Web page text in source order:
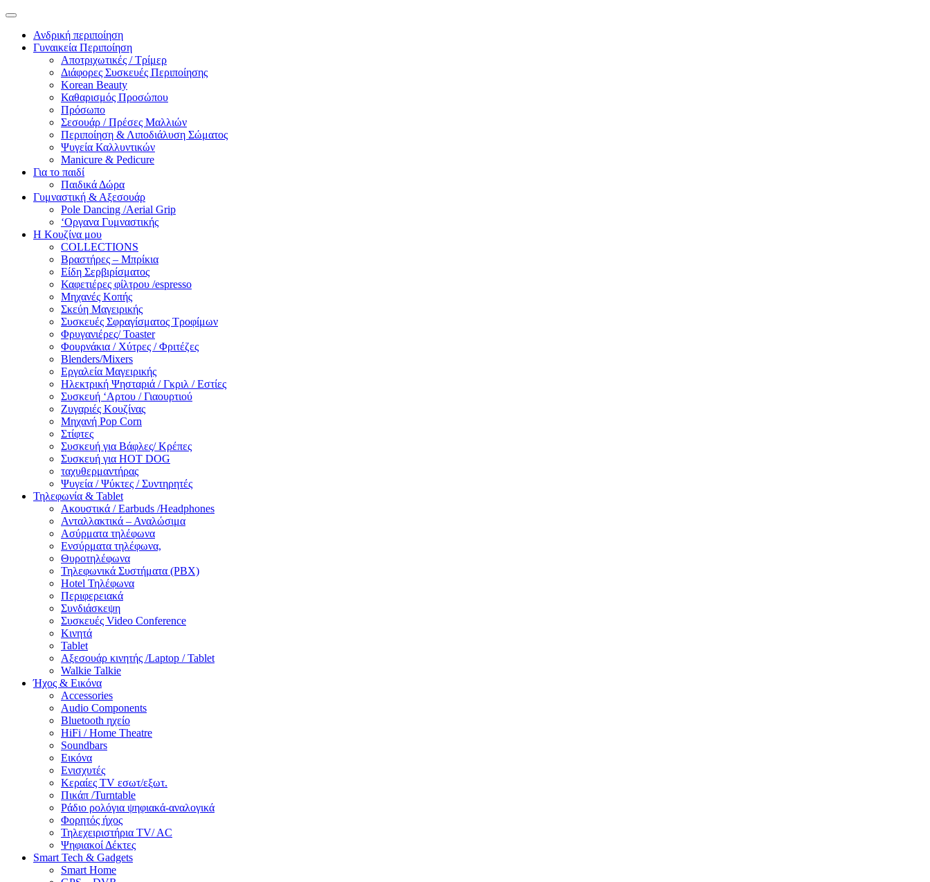
Ανδρική περιποίηση
Γυναικεία Περιποίηση
Αποτριχωτικές / Τρίμερ
Διάφορες Συσκευές Περιποίησης
Korean Beauty
Καθαρισμός Προσώπου
Πρόσωπο
Σεσουάρ / Πρέσες Μαλλιών
Περιποίηση & Λιποδιάλυση Σώματος
Ψυγεία Καλλυντικών
Manicure & Pedicure
Για το παιδί
Παιδικά Δώρα
Γυμναστική & Αξεσουάρ
Pole Dancing /Aerial Grip
‘Οργανα Γυμναστικής
Η Κουζίνα μου
COLLECTIONS
Βραστήρες – Μπρίκια
Είδη Σερβιρίσματος
Καφετιέρες φίλτρου /espresso
Μηχανές Κοπής
Σκεύη Μαγειρικής
Συσκευές Σφραγίσματος Τροφίμων
Φρυγανιέρες/ Toaster
Φουρνάκια / Χύτρες / Φριτέζες
Blenders/Mixers
Εργαλεία Μαγειρικής
Ηλεκτρική Ψησταριά / Γκριλ / Eστίες
Συσκευή ‘Αρτου / Γιαουρτιού
Ζυγαριές Κουζίνας
Μηχανή Pop Corn
Στίφτες
Συσκευή για Βάφλες/ Κρέπες
Συσκευή για HOT DOG
ταχυθερμαντήρας
Ψυγεία / Ψύκτες / Συντηρητές
Τηλεφωνία & Tablet
Ακουστικά / Earbuds /Headphones
Ανταλλακτικά – Αναλώσιμα
Ασύρματα τηλέφωνα
Ενσύρματα τηλέφωνα,
Θυροτηλέφωνα
Τηλεφωνικά Συστήματα (PBX)
Hotel Τηλέφωνα
Περιφερειακά
Συνδιάσκεψη
Συσκευές Video Conference
Κινητά
Tablet
Αξεσουάρ κινητής /Laptop / Tablet
Walkie Talkie
Ήχος & Εικόνα
Accessories
Audio Components
Bluetooth ηχείο
HiFi / Home Theatre
Soundbars
Εικόνα
Ενισχυτές
Κεραίες TV εσωτ/εξωτ.
Πικάπ /Turntable
Ράδιο ρολόγια ψηφιακά-αναλογικά
Φορητός ήχος
Τηλεχειριστήρια TV/ AC
Ψηφιακοί Δέκτες
Smart Tech & Gadgets
Smart Home